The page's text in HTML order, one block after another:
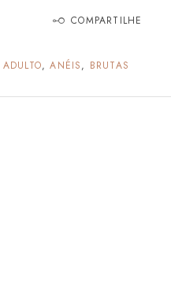
COMPARTILHE
ADULTO,ANÉIS, BRUTAS